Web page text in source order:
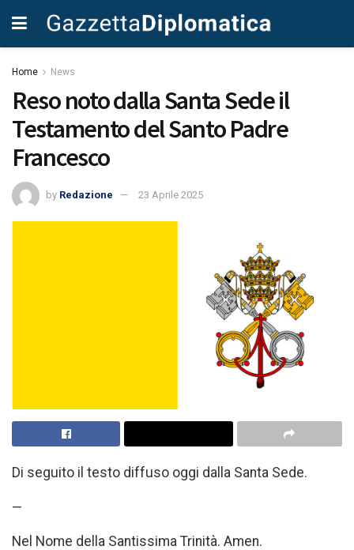
Home News
Reso noto dalla Santa Sede il
Testamento del Santo Padre
Francesco
by Redazione 23 Aprile 2025
Di seguito il testo diffuso oggi dalla Santa Sede.
—
Nel Nome della Santissima Trinità. Amen.